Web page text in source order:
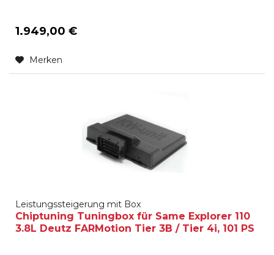
1.949,00 €
Merken
Leistungssteigerung mit Box
Chiptuning Tuningbox für Same Explorer 110
3.8L Deutz FARMotion Tier 3B / Tier 4i, 101 PS